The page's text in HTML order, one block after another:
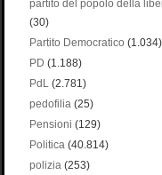
partito del popolo della
(30)
Partito Democratico (1.034)
PD (1.188)
PdL (2.781)
pedofilia (25)
Pensioni (129)
Politica (40.814)
polizia (253)